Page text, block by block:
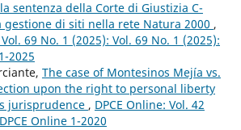
sentenza della Corte di Giustizia C-
gestione di siti nella rete Natura 2000 ,
69 No. 1 (2025): Vol. 69 No. 1 (2025):
2025
The case of Montesinos Mejía vs.
upon the right to personal liberty
jurisprudence , DPCE Online: Vol. 42
Online 1-2020